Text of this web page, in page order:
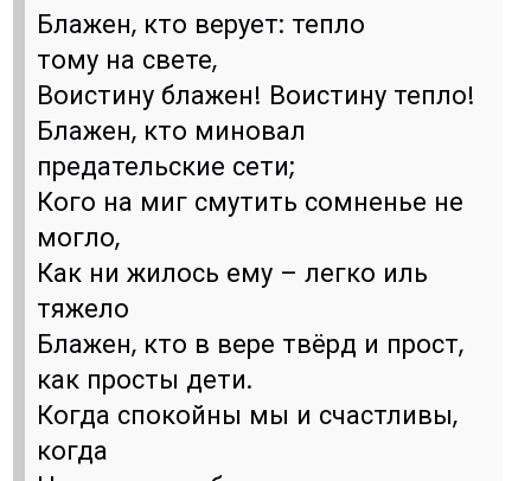
Блажен, кто верует: тепло
тому на свете,
Воистину блажен! Воистину тепло!
Блажен, кто миновал
предательские сети;
Кого на миг смутить сомненье не
могло,
Как ни жилось ему – легко иль
тяжело
Блажен, кто в вере твёрд и прост,
как просты дети.
Когда спокойны мы и счастливы,
когда